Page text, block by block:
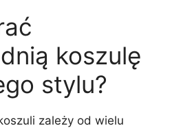
koszulę
stylu?
zależy od wielu